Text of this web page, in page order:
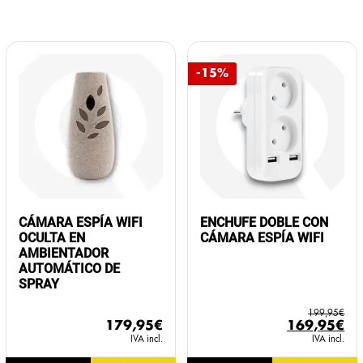
CÁMARA ESPÍA WIFI
OCULTA EN
AMBIENTADOR
AUTOMÁTICO DE
SPRAY
179,95€
IVA incl.
-15%
ENCHUFE DOBLE CON
CÁMARA ESPÍA WIFI
199,95€
El
precio
original
169,95€
IVA incl.